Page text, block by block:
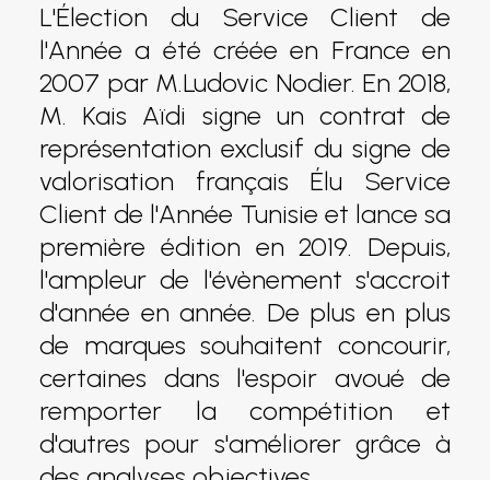
L'Élection du Service Client de
l'Année a été créée en France en
2007 par M.Ludovic Nodier. En 2018,
M. Kais Aïdi signe un contrat de
représentation exclusif du signe de
valorisation français Élu Service
Client de l'Année Tunisie et lance sa
première édition en 2019. Depuis,
l'ampleur de l'évènement s'accroit
d'année en année. De plus en plus
de marques souhaitent concourir,
certaines dans l'espoir avoué de
remporter la compétition et
d'autres pour s'améliorer grâce à